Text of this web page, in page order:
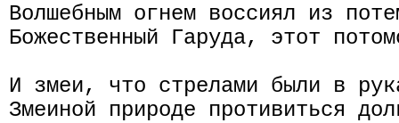
Волшебным огнем воссиял из
Божественный Гаруда, этот
И змеи, что стрелами были в
Змеиной природе противиться